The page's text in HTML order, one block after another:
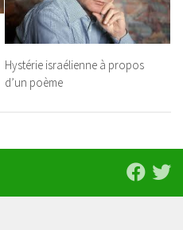
Hystérie israélienne à propos
d’un poème